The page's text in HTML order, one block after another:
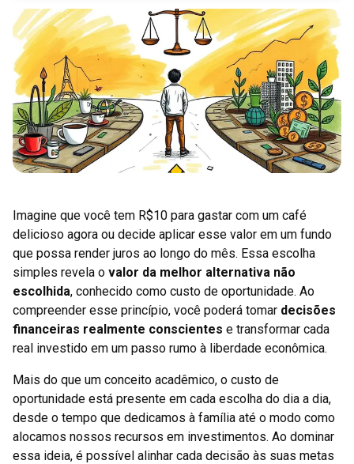
Imagine que você tem R$10 para gastar com um café
delicioso agora ou decide aplicar esse valor em um fundo
que possa render juros ao longo do mês. Essa escolha
simples revela o valor da melhor alternativa não
escolhida, conhecido como custo de oportunidade. Ao
compreender esse princípio, você poderá tomar decisões
financeiras realmente conscientes e transformar cada
real investido em um passo rumo à liberdade econômica.
Mais do que um conceito acadêmico, o custo de
oportunidade está presente em cada escolha do dia a dia,
desde o tempo que dedicamos à família até o modo como
alocamos nossos recursos em investimentos. Ao dominar
essa ideia, é possível alinhar cada decisão às suas metas